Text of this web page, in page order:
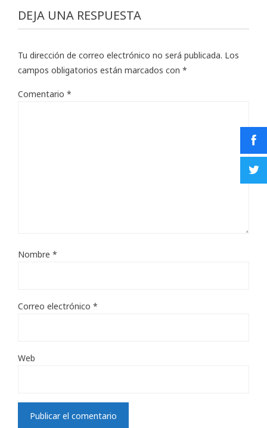
DEJA UNA RESPUESTA
Tu dirección de correo electrónico no será publicada. Los
campos obligatorios están marcados con *
Comentario *
Nombre *
Correo electrónico *
Web